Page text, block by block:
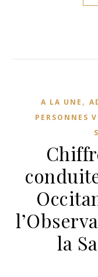
A LA UNE ,
PERSONNES
la